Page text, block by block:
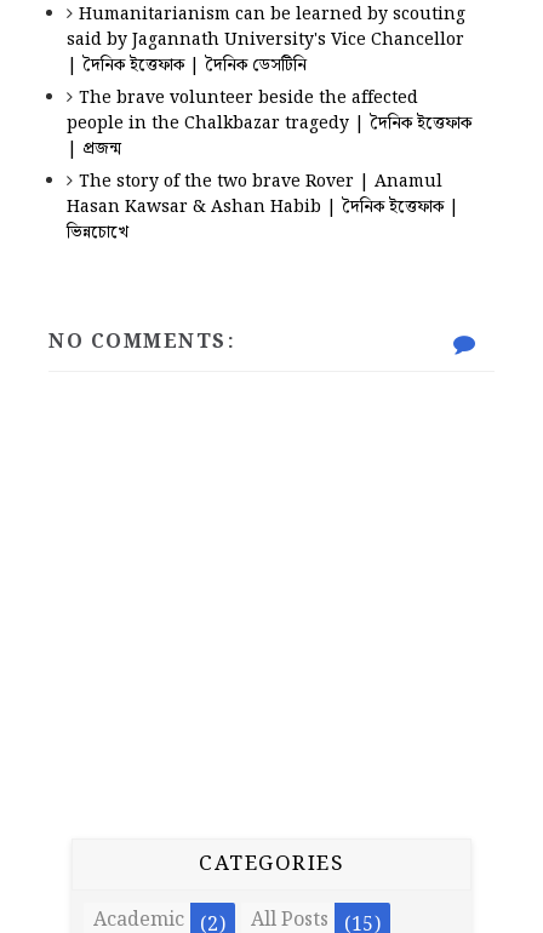
Humanitarianism can be learned by scouting
said by Jagannath University's Vice Chancellor
| দৈনিক ইত্তেফাক | দৈনিক ডেসটিনি
The brave volunteer beside the affected
people in the Chalkbazar tragedy | দৈনিক ইত্তেফাক
| প্রজন্ম
The story of the two brave Rover | Anamul
Hasan Kawsar & Ashan Habib | দৈনিক ইত্তেফাক |
ভিন্নচোখে
NO COMMENTS:
CATEGORIES
Academic (2) All Posts (15)